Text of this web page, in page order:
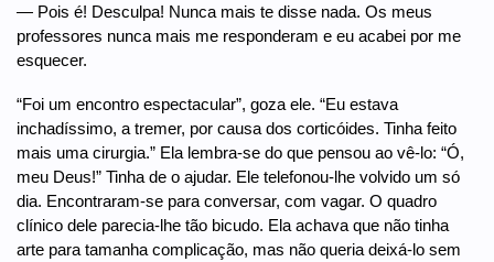
— Pois é! Desculpa! Nunca mais te disse nada. Os meus
professores nunca mais me responderam e eu acabei por me
esquecer.
“Foi um encontro espectacular”, goza ele. “Eu estava
inchadíssimo, a tremer, por causa dos corticóides. Tinha feito
mais uma cirurgia.” Ela lembra-se do que pensou ao vê-lo: “Ó,
meu Deus!” Tinha de o ajudar. Ele telefonou-lhe volvido um só
dia. Encontraram-se para conversar, com vagar. O quadro
clínico dele parecia-lhe tão bicudo. Ela achava que não tinha
arte para tamanha complicação, mas não queria deixá-lo sem